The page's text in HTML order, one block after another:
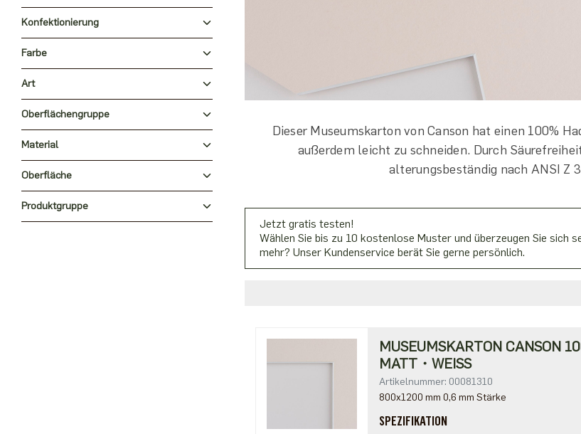
Konfektionierung
Farbe
Art
Oberflächengruppe
Material
Oberfläche
Produktgruppe
Dieser Museumskarton von Canson hat einen 100%
außerdem leicht zu schneiden. Durch
alterungsbeständig nach ANSI Z
Jetzt gratis testen!
Wählen Sie bis zu 10 kostenlose Muster und überzeugen Sie
mehr? Unser Kundenservice berät Sie gerne persönlich.
MUSEUMSKARTON CANSON
MATT・WEISS
Artikelnummer: 00081310
800x1200 mm 0,6 mm Stärke
SPEZIFIKATION